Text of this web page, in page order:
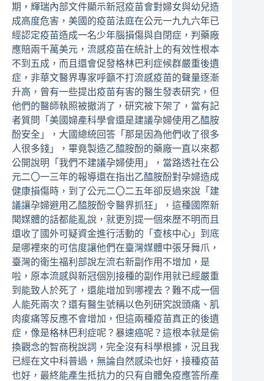
期，輝瑞內部文件顯示新冠疫苗會對婦女與幼兒造
成高度危害，美國的疫苗法庭在公元一九九六年已
經認定疫苗造成一名少年腦損傷與自閉症，判藥廠
應賠兩千萬美元，流感疫苗在統計上的有效性根本
不到五成，而且還會促發格林巴利症候群嚴重後遺
症，非華文醫界專家呼籲不打流感疫苗的聲量逐漸
升高，曾有一些提出疫苗有害的醫生發表研究，但
他們的醫師執照被撤消了，研究被下架了，當有記
者質問「美國婦產科學會還是建議孕婦使用乙醯胺
酚安全」，大國總統回答「那是因為他們收了很多
人很多錢」，畢竟製造乙醯胺酚的藥廠一直以來都
公開說明「我們不建議孕婦使用」，當路透社在公
元二〇一三年的報導還在指出乙醯胺酚對孕婦造成
健康損傷時，到了公元二〇二五年卻反過來說「建
議讓孕婦避用乙醯胺酚令醫界抓狂」，這種國際新
聞媒體的話都能亂說，就更別提一個來歷不明而且
還收了國外可疑資金進行活動的「查核中心」到底
是哪裡來的可信度讓他們在臺灣媒體中張牙舞爪，
臺灣的衛生福利部說左流右新副作用不增加，是
啦，原本流感與新冠個別接種的副作用就已經嚴重
到能致人於死了，還能增加到哪裡去？難不成一個
人能死兩次？還有醫生號稱以色列研究說頭痛、肌
肉痠痛等反應不會增加，但這兩種疫苗真正的後遺
症，像是格林巴利症呢？暴速癌呢？這根本就是偷
換觀念的智商稅說詞，完全沒有科學根據，況且我
已經在文中科普過，無論自然感染也好，接種疫苗
也好，最終能產生抵抗力的只有自體免疫應答所產